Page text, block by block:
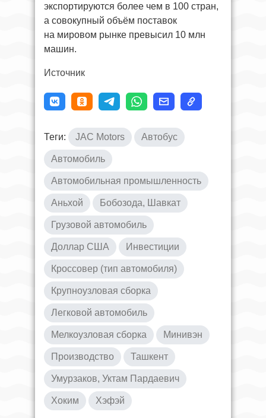
экспортируются более чем в 100 стран,
а совокупный объём поставок
на мировом рынке превысил 10 млн
машин.
Источник
Теги: JAC Motors Автобус
Автомобиль
Автомобильная промышленность
Аньхой Бобозода, Шавкат
Грузовой автомобиль
Доллар США Инвестиции
Кроссовер (тип автомобиля)
Крупноузловая сборка
Легковой автомобиль
Мелкоузловая сборка Минивэн
Производство Ташкент
Умурзаков, Уктам Пардаевич
Хоким Хэфэй